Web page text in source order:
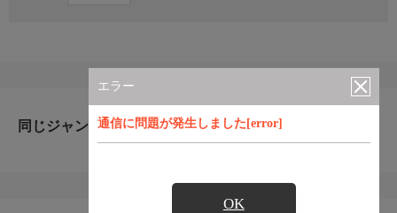
エラー
通信に問題が発生しました[error]
OK
同じジャンルのおすすめ番組